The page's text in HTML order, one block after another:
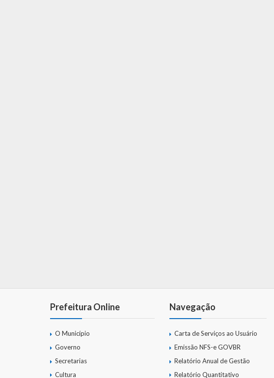
Prefeitura Online
O Município
Governo
Secretarias
Cultura
Navegação
Carta de Serviços ao Usuário
Emissão NFS-e GOVBR
Relatório Anual de Gestão
Relatório Quantitativo